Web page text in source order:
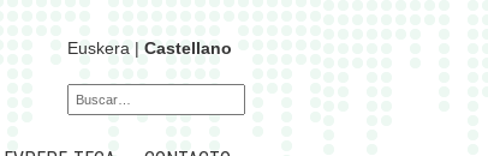
Euskera | Castellano